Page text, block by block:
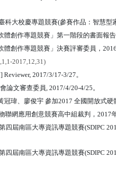
科大校慶專題競賽(參賽作品：智慧
體創作專題競賽」第一階段的書面報
體創作專題競賽」決賽評審委員，
2017,12,31)
2017/3/17-3/27。
論文審查委員, 2017/4/20-4/25。
冠瑋、廖俊宇 參加2017 全國開放式
聯網應用創意競賽高中組裁判，2017
四屆南區大專資訊專題競賽(SDIPC
四屆南區大專資訊專題競賽(SDIPC